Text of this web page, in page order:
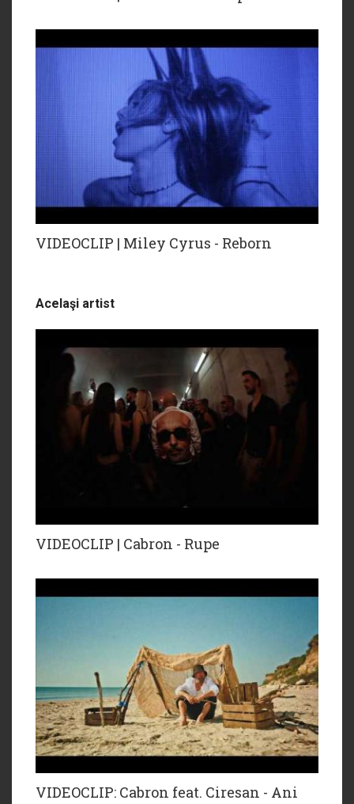
VIDEOCLIP | Miley Cyrus - Reborn
Acelaşi artist
VIDEOCLIP | Cabron - Rupe
VIDEOCLIP: Cabron feat. Ciresan - Ani